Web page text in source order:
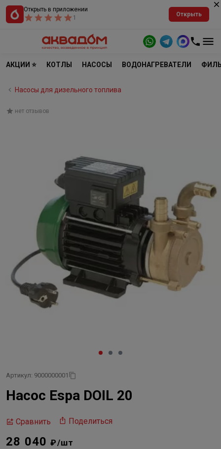
Открыть в приложении
1
Открыть
АКЦИИ ⭐ КОТЛЫ НАСОСЫ ВОДОНАГРЕВАТЕЛИ
Насосы для дизельного топлива
нет отзывов
Артикул: 9000000001
Насос Espa DOIL 20
Сравнить Поделиться
28 040₽/шт